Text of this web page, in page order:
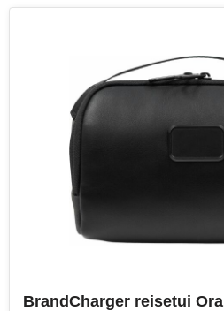
BrandCharger reisetui Ora